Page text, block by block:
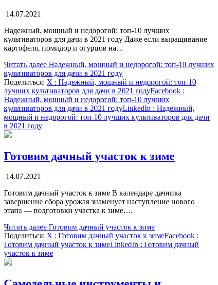
14.07.2021
Надежный, мощный и недорогой: топ-10 лучших
культиваторов для дачи в 2021 году Даже если выращивание
картофеля, помидор и огурцов на…
Читать далее Надежный, мощный и недорогой: топ-10 лучших
культиваторов для дачи в 2021 году
Поделиться: X : Надежный, мощный и недорогой: топ-10
лучших культиваторов для дачи в 2021 годуFacebook :
Надежный, мощный и недорогой: топ-10 лучших
культиваторов для дачи в 2021 годуLinkedIn : Надежный,
мощный и недорогой: топ-10 лучших культиваторов для дачи
в 2021 году
Готовим дачный участок к зиме
14.07.2021
Готовим дачный участок к зиме В календаре дачника
завершение сбора урожая знаменует наступление нового
этапа — подготовки участка к зиме….
Читать далее Готовим дачный участок к зиме
Поделиться: X : Готовим дачный участок к зимеFacebook :
Готовим дачный участок к зимеLinkedIn : Готовим дачный
участок к зиме